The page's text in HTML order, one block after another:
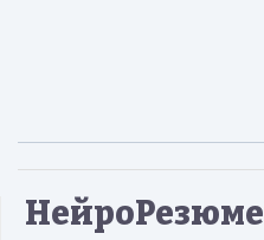
НейроРезюме